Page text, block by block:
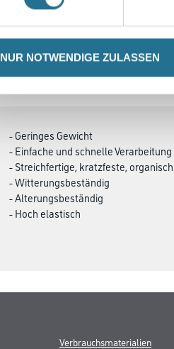
NUR NOTWENDIGE ZULASSEN
- Geringes Gewicht
- Einfache und schnelle Verarbeitung
- Streichfertige, kratzfeste,
- Witterungsbeständig
- Alterungsbeständig
- Hoch elastisch
Verbrauchsmaterialien